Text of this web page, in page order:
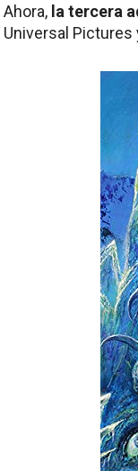
Ahora, la tercera
Universal